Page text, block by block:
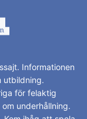
Informationen
utbildning.
för felaktig
underhållning.